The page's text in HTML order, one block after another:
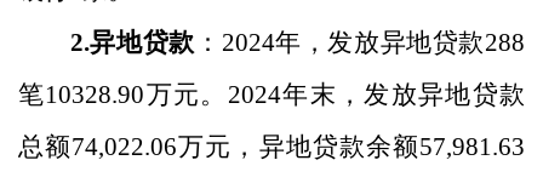
2.异地贷款 ： 2024年，发放异地贷款288
笔10328.90万元。 2024年末，发放异地贷款
总额74,022.06万元，异地贷款余额57,981.63